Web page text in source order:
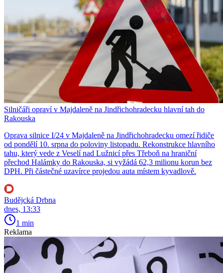
Silničáři opraví v Majdaleně na Jindřichohradecku hlavní tah do
Rakouska
Oprava silnice I/24 v Majdaleně na Jindřichohradecku omezí řidiče
od pondělí 10. srpna do poloviny listopadu. Rekonstrukce hlavního
tahu, který vede z Veselí nad Lužnicí přes Třeboň na hraniční
přechod Halámky do Rakouska, si vyžádá 62,3 milionu korun bez
DPH. Při částečné uzavírce projedou auta místem kyvadlově.
Budějcká Drbna
dnes, 13:33
1 min
Reklama